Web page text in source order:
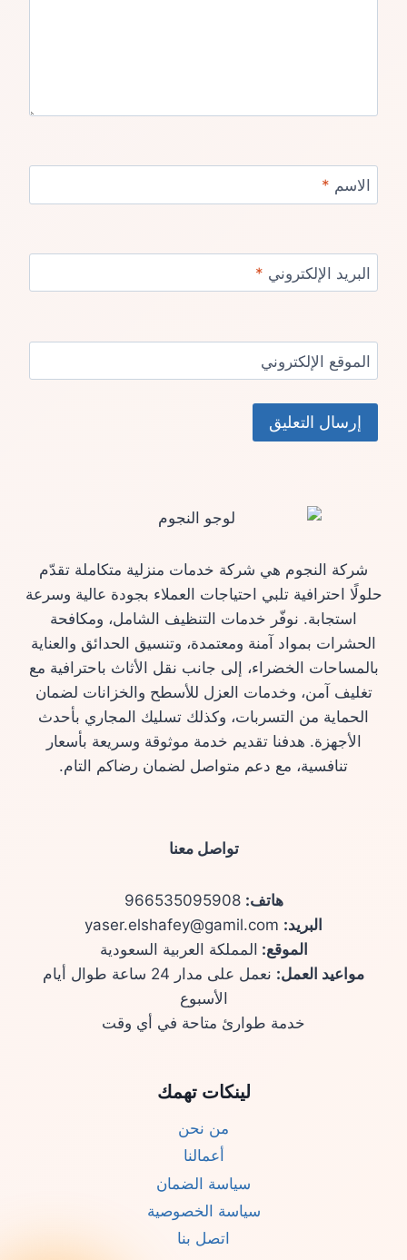
الاسم *
البريد الإلكتروني *
الموقع الإلكتروني
شركة النجوم هي شركة خدمات منزلية متكاملة تقدّم
حلولًا احترافية تلبي احتياجات العملاء بجودة عالية وسرعة
استجابة. نوفّر خدمات التنظيف الشامل، ومكافحة
الحشرات بمواد آمنة ومعتمدة، وتنسيق الحدائق والعناية
بالمساحات الخضراء، إلى جانب نقل الأثاث باحترافية مع
تغليف آمن، وخدمات العزل للأسطح والخزانات لضمان
الحماية من التسربات، وكذلك تسليك المجاري بأحدث
الأجهزة. هدفنا تقديم خدمة موثوقة وسريعة بأسعار
تنافسية، مع دعم متواصل لضمان رضاكم التام.
تواصل معنا
هاتف: 966535095908
البريد:
الموقع: المملكة العربية السعودية
مواعيد العمل:
نعمل على مدار 24 ساعة طوال أيام
الأسبوع
خدمة طوارئ متاحة في أي وقت
لينكات تهمك
من نحن
أعمالنا
سياسة الضمان
سياسة الخصوصية
اتصل بنا